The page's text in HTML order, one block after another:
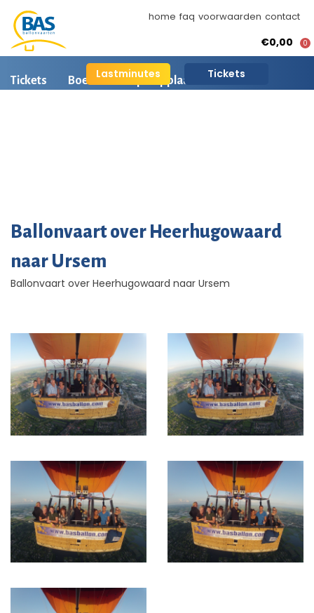
home faq voorwaarden contact
Lastminutes Tickets
€0,00 0
Tickets Boeken Opstapplaatsen
Ballonvaart over Heerhugowaard
naar Ursem
Ballonvaart over Heerhugowaard naar Ursem